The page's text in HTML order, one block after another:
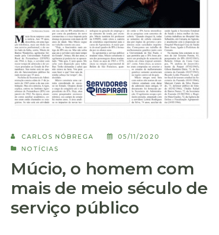
CARLOS NÓBREGA
05/11/2020
NOTÍCIAS
Múcio, o homem com
mais de meio século de
serviço público